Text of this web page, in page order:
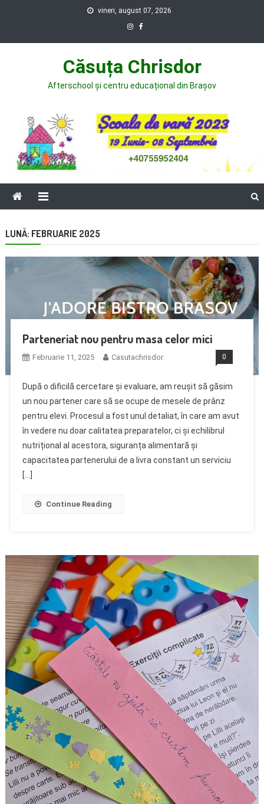
vineri, august 07, 2026
Căsuța Chrisdor
Afterschool și centru educațional din Brașov
LUNĂ: FEBRUARIE 2025
Parteneriat nou pentru masa celor mici
Februarie 11, 2025 Casutachrisdor 0
După o dificilă cercetare și evaluare, am reușit să găsim
un nou partener care să se ocupe de mesele de prânz
pentru elevi. Procesul a fost unul detaliat, în care am avut
în vedere nu doar calitatea preparatelor, ci și echilibrul
nutrițional al acestora, siguranța alimentară și
capacitatea partenerului de a livra constant un serviciu
[…]
Continue Reading